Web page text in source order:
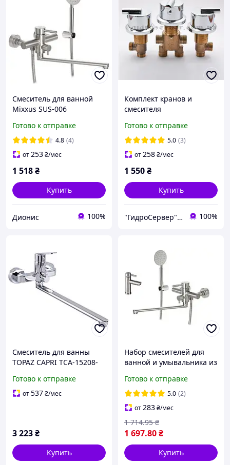
Смеситель для ванной
Mixxus SUS-006
Готово к отправке
4.8 (4)
от253₴/мес
1 518₴
Купить
Дионис 100%
Комплект кранов и
смесителя
гидромассажной ванны,
джакузи J - 7000
Готово к отправке
5.0 (3)
от258₴/мес
1 550₴
Купить
"ГидроСервер" интернет-магазин сантехники. 100%
Смеситель для ванны
TOPAZ CAPRI TCA-15208-
душевым комплектом для
установки в ванной
Готово к отправке
от537₴/мес
3 223₴
Купить
Набор смесителей для
ванной и умывальника из
Mixxus SUS-006+sus-001
Готово к отправке
5.0 (2)
от283₴/мес
1 697.80₴
1 714.95 ₴
Купить